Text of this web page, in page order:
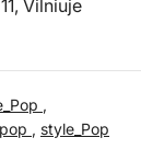
Vilniuje
,
, style_Pop